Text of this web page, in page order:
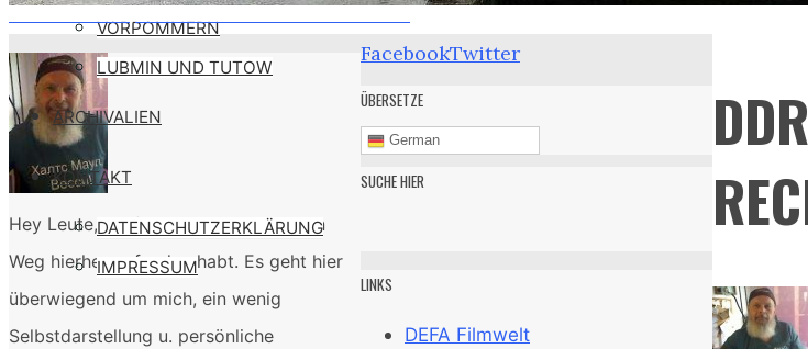
VORPOMMERN
LUBMIN UND TUTOW
ARCHIVALIEN
KONTAKT
DATENSCHUTZERKLÄRUNG
IMPRESSUM
Sommerloch, Geschichte und Stasibunker
Hey Leute, ich freue mich, daß ihr den
Weg hierher gefunden habt. Es geht hier
überwiegend um mich, ein wenig
Selbstdarstellung u. persönliche
FacebookTwitter
ÜBERSETZE
German
SUCHE HIER
LINKS
DEFA Filmwelt